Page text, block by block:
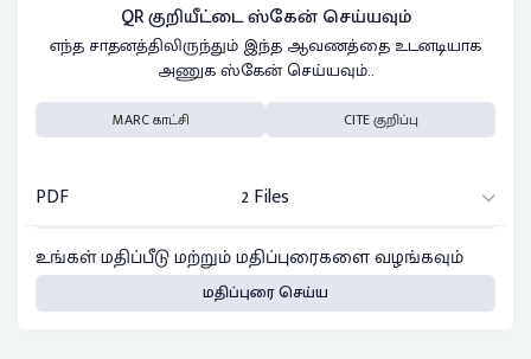
QR குறியீட்டை ஸ்கேன் செய்யவும்
எந்த சாதனத்திலிருந்தும் இந்த ஆவணத்தை உடனடியாக
அணுக ஸ்கேன் செய்யவும்..
MARC காட்சி CITE குறிப்பு
PDF
2 Files
உங்கள் மதிப்பீடு மற்றும் மதிப்புரைகளை வழங்கவும்
மதிப்புரை செய்ய